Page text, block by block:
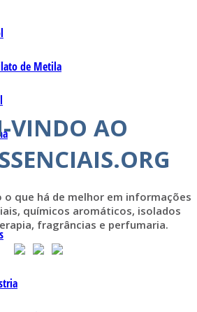
de Metila
VINDO AO
o que há de melhor em informações
químicos aromáticos, isolados
fragrâncias e perfumaria.